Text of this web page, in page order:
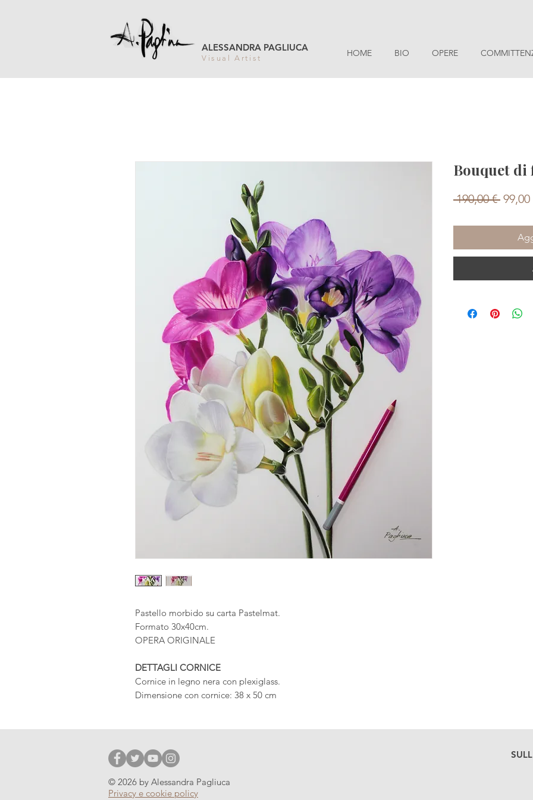
ALESSANDRA PAGLIUCA
Visual Artist HOME BIO OPERE
Pastello morbido su carta Pastelmat.
Formato 30x40cm.
OPERA ORIGINALE
DETTAGLI CORNICE
Cornice in legno nera con plexiglass.
Dimensione con cornice: 38 x 50 cm
Bouquet
190,00 € 99,00
© 2026 by Alessandra Pagliuca
Privacy e cookie policy